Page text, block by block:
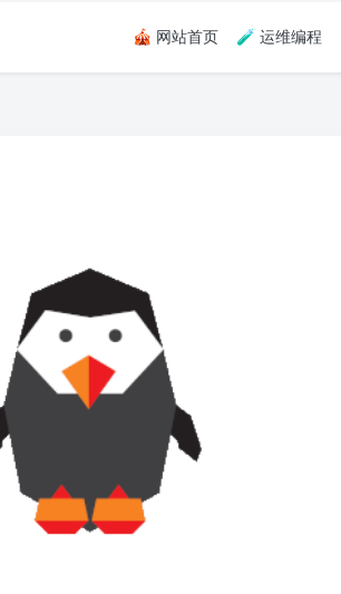
🎪 网站首页 🧪 运维编程